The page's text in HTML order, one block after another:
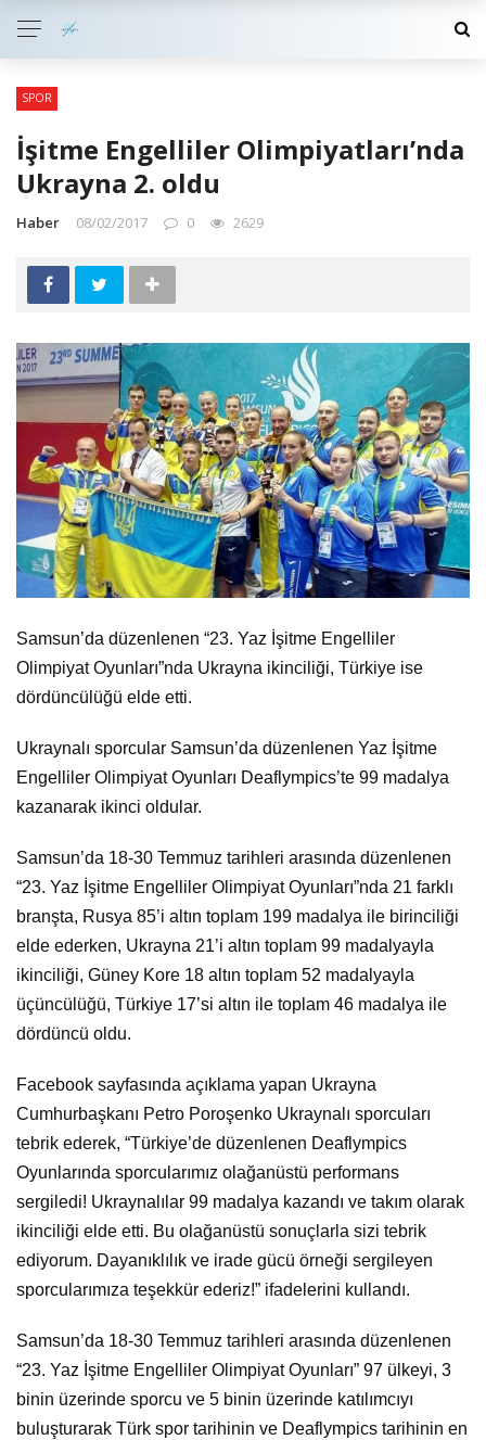
SPOR
İşitme Engelliler Olimpiyatları’nda
Ukrayna 2. oldu
Haber 08/02/2017 0 2629
Samsun’da düzenlenen “23. Yaz İşitme Engelliler
Olimpiyat Oyunları”nda Ukrayna ikinciliği, Türkiye ise
dördüncülüğü elde etti.
Ukraynalı sporcular Samsun’da düzenlenen Yaz İşitme
Engelliler Olimpiyat Oyunları Deaflympics’te 99 madalya
kazanarak ikinci oldular.
Samsun’da 18-30 Temmuz tarihleri arasında düzenlenen
“23. Yaz İşitme Engelliler Olimpiyat Oyunları”nda 21 farklı
branşta, Rusya 85’i altın toplam 199 madalya ile birinciliği
elde ederken, Ukrayna 21’i altın toplam 99 madalyayla
ikinciliği, Güney Kore 18 altın toplam 52 madalyayla
üçüncülüğü, Türkiye 17’si altın ile toplam 46 madalya ile
dördüncü oldu.
Facebook sayfasında açıklama yapan Ukrayna
Cumhurbaşkanı Petro Poroşenko Ukraynalı sporcuları
tebrik ederek, “Türkiye’de düzenlenen Deaflympics
Oyunlarında sporcularımız olağanüstü performans
sergiledi! Ukraynalılar 99 madalya kazandı ve takım olarak
ikinciliği elde etti. Bu olağanüstü sonuçlarla sizi tebrik
ediyorum. Dayanıklılık ve irade gücü örneği sergileyen
sporcularımıza teşekkür ederiz!” ifadelerini kullandı.
Samsun’da 18-30 Temmuz tarihleri arasında düzenlenen
“23. Yaz İşitme Engelliler Olimpiyat Oyunları” 97 ülkeyi, 3
binin üzerinde sporcu ve 5 binin üzerinde katılımcıyı
buluşturarak Türk spor tarihinin ve Deaflympics tarihinin en